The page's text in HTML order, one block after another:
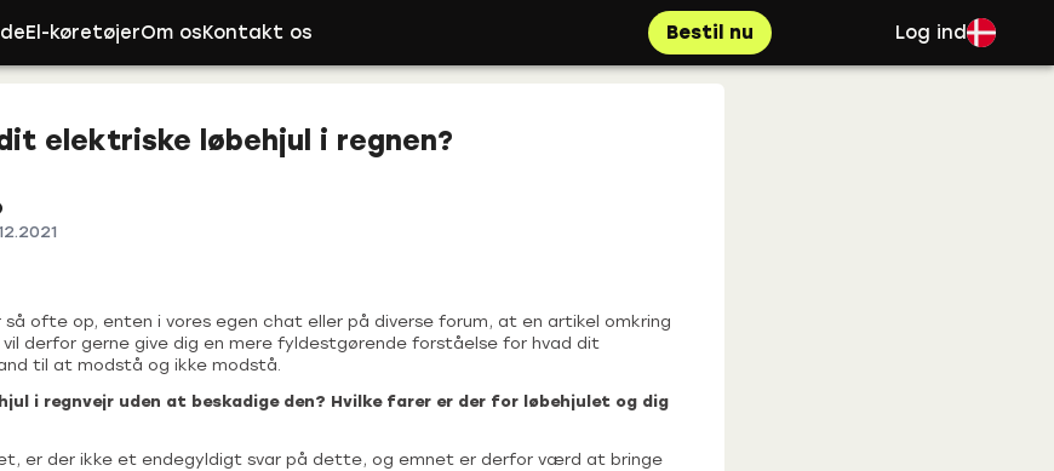
El-køretøjerOm osKontakt os Bestil nu Log ind
elektriske løbehjul i regnen?
ofte op, enten i vores egen chat eller på diverse forum, at en artikel omkring
vil derfor gerne give dig en mere fyldestgørende forståelse for hvad dit
til at modstå og ikke modstå.
i regnvejr uden at beskadige den? Hvilke farer er der for løbehjulet og dig
er der ikke et endegyldigt svar på dette, og emnet er derfor værd at bringe